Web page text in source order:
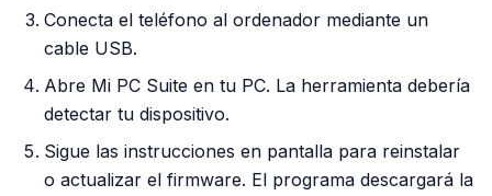
Conecta el teléfono al ordenador mediante un
cable USB.
Abre Mi PC Suite en tu PC. La herramienta debería
detectar tu dispositivo.
Sigue las instrucciones en pantalla para reinstalar
o actualizar el firmware. El programa descargará la